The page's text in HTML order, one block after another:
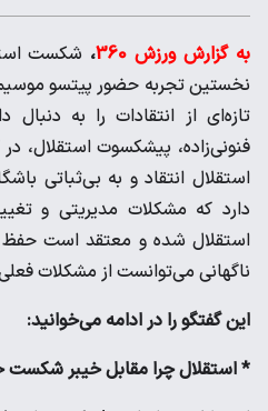
به گزارش ورزش 360 ، شکست
نخستین تجربه حضور پیتسو
تازه‌ای از انتقادات را به
فنونی‌زاده، پیشکسوت استقلال،
استقلال انتقاد و به بی‌ثباتی
دارد که مشکلات مدیریتی و
استقلال شده و معتقد است حفظ
ناگهانی می‌توانست از مشکلات
این‌ گفتگو را در ادامه می‌خوانید:
* استقلال چرا مقابل خیبر شکست